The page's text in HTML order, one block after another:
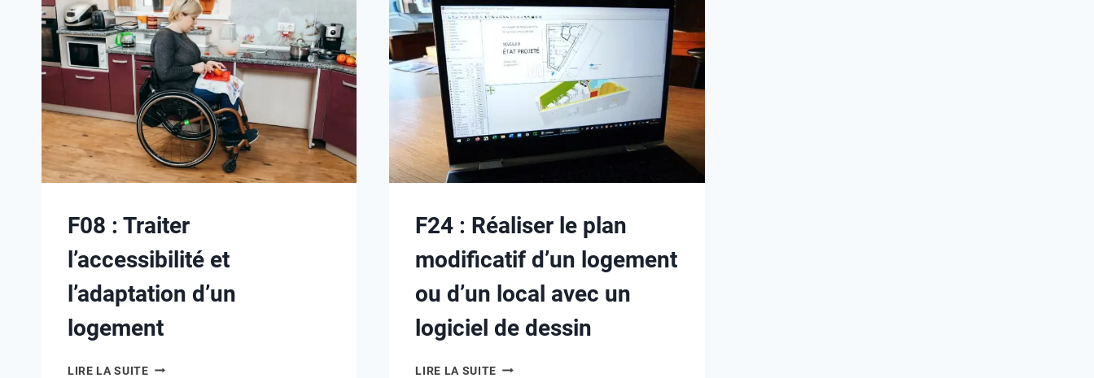
F08 : Traiter
l’accessibilité et
l’adaptation d’un
logement
LIRE LA SUITE
F24 : Réaliser le plan
modificatif d’un logement
ou d’un local avec un
logiciel de dessin
LIRE LA SUITE